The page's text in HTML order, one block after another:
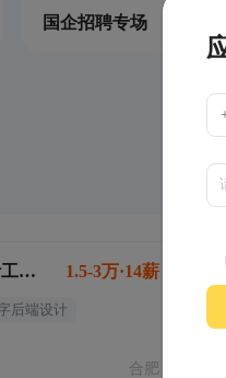
国企招聘专场
芯思原-数字电路后端设计工程师（合肥） 1.5-3万·14薪
后端设计
合肥